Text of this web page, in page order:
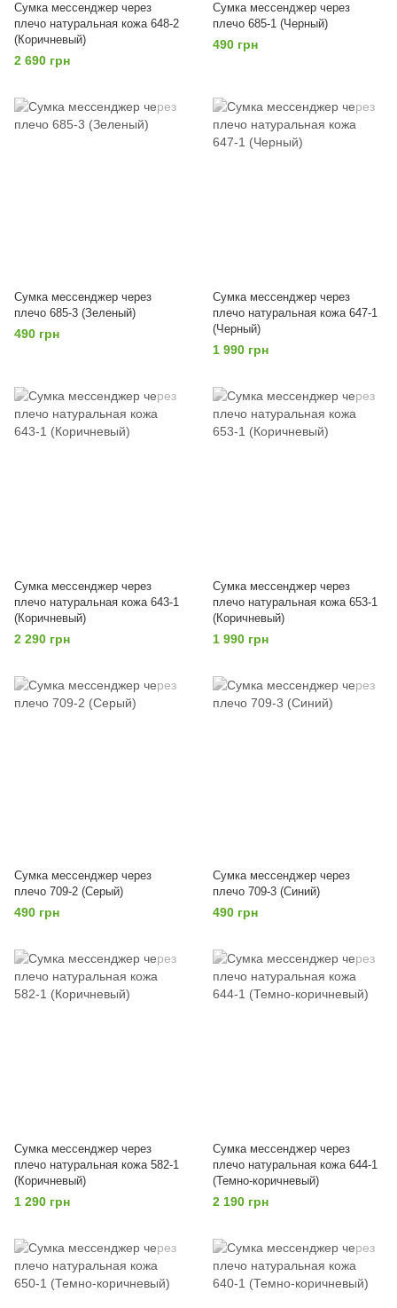
Сумка мессенджер через
плечо натуральная кожа 648-2
(Коричневый)
2 690 грн
Сумка мессенджер через
плечо 685-1 (Черный)
490 грн
Сумка мессенджер через
плечо 685-3 (Зеленый)
490 грн
Сумка мессенджер через
плечо натуральная кожа 647-1
(Черный)
1 990 грн
Сумка мессенджер через
плечо натуральная кожа 643-1
(Коричневый)
2 290 грн
Сумка мессенджер через
плечо натуральная кожа 653-1
(Коричневый)
1 990 грн
Сумка мессенджер через
плечо 709-2 (Серый)
490 грн
Сумка мессенджер через
плечо 709-3 (Синий)
490 грн
Сумка мессенджер через
плечо натуральная кожа 582-1
(Коричневый)
1 290 грн
Сумка мессенджер через
плечо натуральная кожа 644-1
(Темно-коричневый)
2 190 грн